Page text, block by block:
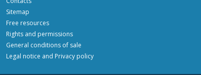
Sitemap
Free resources
Rights and permissions
General conditions of sale
Legal notice and Privacy policy